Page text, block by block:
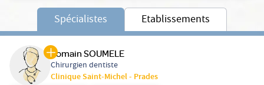
Spécialistes Etablissements
Romain SOUMELE
Chirurgien dentiste
Clinique Saint-Michel - Prades